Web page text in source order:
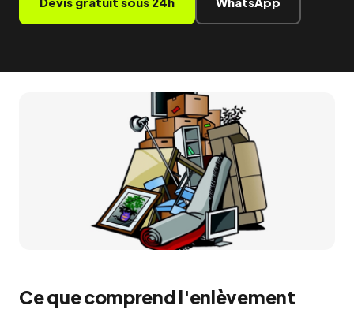
Ce que comprend l'enlèvement